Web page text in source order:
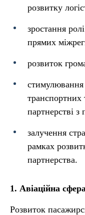
розвитку
зростання
прямих
розвиток
стимулювання
транспортних
партнерстві з
залучення
рамках
партнерства.
1. Авіаційна
Розвиток